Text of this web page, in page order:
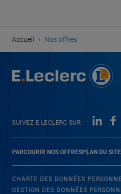
Accueil › Nos offres
PARCOURIR NOS OFFRESPLAN DU SITE
SUIVEZ E.LECLERC SUR
CHARTE DES DONNÉES
GESTION DES DONNÉES